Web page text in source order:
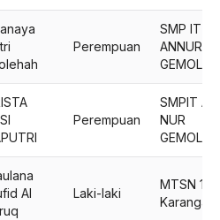
Perempuan
SMP IT
ANNUR
Perempuan
SMPIT AN
NUR
Al
Laki-laki
MTSN 1